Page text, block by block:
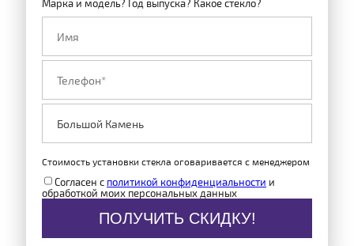
Марка и модель? Год выпуска? Какое стекло?
Стоимость установки стекла оговаривается с менеджером
Согласен с политикой конфиденциальности и
обработкой моих персональных данных
ПОЛУЧИТЬ СКИДКУ!